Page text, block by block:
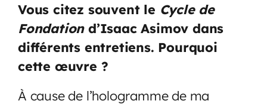
Vous citez souvent le Cycle de
Fondationd’Isaac Asimov dans
différents entretiens. Pourquoi
cette œuvre ?
À cause de l’hologramme de ma